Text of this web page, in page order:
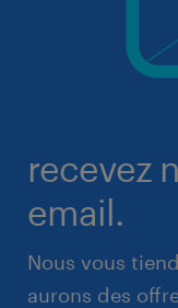
recevez
email.
Nous vous
aurons des